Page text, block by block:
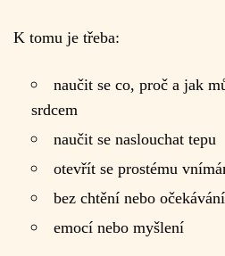
K tomu je třeba:
naučit se co, proč a jak
srdcem
naučit se naslouchat tepu
otevřít se prostému
bez chtění nebo očekávání
emocí nebo myšlení